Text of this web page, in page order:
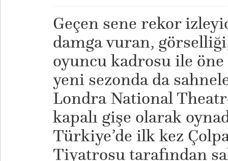
Geçen sene rekor
damga vuran,
oyuncu kadrosu ile
yeni sezonda da
Londra National
kapalı gişe olarak
Türkiye’de ilk kez
Tiyatrosu tarafından